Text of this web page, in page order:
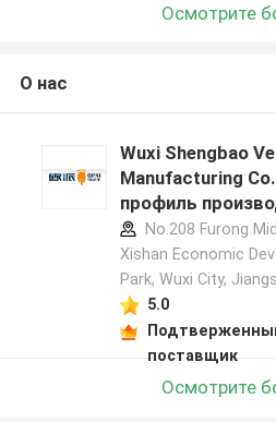
Осмотрите
О нас
Wuxi Shengbao
Manufacturing
профиль
No.208 Furong
Xishan Economic
Park, Wuxi City,
5.0
поставщик
Осмотрите